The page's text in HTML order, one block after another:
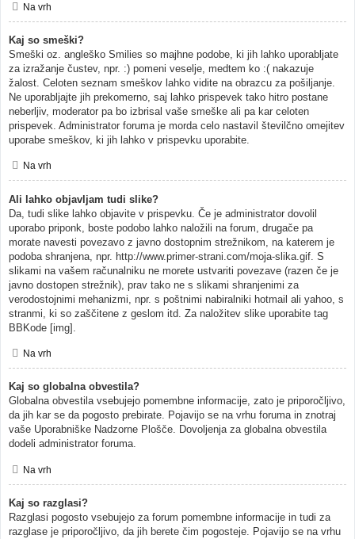
Na vrh
Kaj so smeški?
Smeški oz. angleško Smilies so majhne podobe, ki jih lahko uporabljate
za izražanje čustev, npr. :) pomeni veselje, medtem ko :( nakazuje
žalost. Celoten seznam smeškov lahko vidite na obrazcu za pošiljanje.
Ne uporabljajte jih prekomerno, saj lahko prispevek tako hitro postane
neberljiv, moderator pa bo izbrisal vaše smeške ali pa kar celoten
prispevek. Administrator foruma je morda celo nastavil številčno omejitev
uporabe smeškov, ki jih lahko v prispevku uporabite.
Na vrh
Ali lahko objavljam tudi slike?
Da, tudi slike lahko objavite v prispevku. Če je administrator dovolil
uporabo priponk, boste podobo lahko naložili na forum, drugače pa
morate navesti povezavo z javno dostopnim strežnikom, na katerem je
podoba shranjena, npr. http://www.primer-strani.com/moja-slika.gif. S
slikami na vašem računalniku ne morete ustvariti povezave (razen če je
javno dostopen strežnik), prav tako ne s slikami shranjenimi za
verodostojnimi mehanizmi, npr. s poštnimi nabiralniki hotmail ali yahoo, s
stranmi, ki so zaščitene z geslom itd. Za naložitev slike uporabite tag
BBKode [img].
Na vrh
Kaj so globalna obvestila?
Globalna obvestila vsebujejo pomembne informacije, zato je priporočljivo,
da jih kar se da pogosto prebirate. Pojavijo se na vrhu foruma in znotraj
vaše Uporabniške Nadzorne Plošče. Dovoljenja za globalna obvestila
dodeli administrator foruma.
Na vrh
Kaj so razglasi?
Razglasi pogosto vsebujejo za forum pomembne informacije in tudi za
razglase je priporočljivo, da jih berete čim pogosteje. Pojavijo se na vrhu